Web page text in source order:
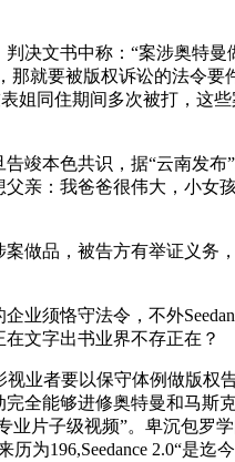
文书中称：“案涉奥特曼
就要被版权诉讼的法令
姐同住期间多次被打，
色共识，据“云南发布
亲：我爸爸很伟大，小
品，被告方有举证义务
恪守法令，不外
文字出书业界不存正在？
者要以保守体例做版权
全能够进修奥特曼和马
片子级视频”。卑沉包罗
为196,Seedance 2.0“